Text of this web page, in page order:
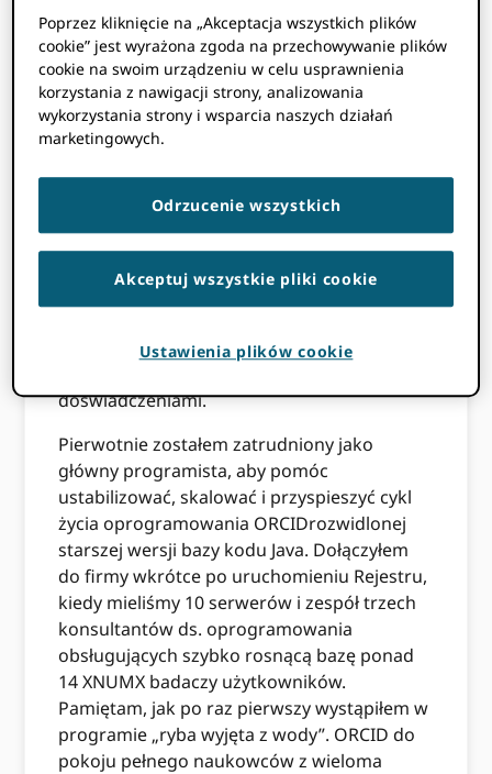
XNUMX tony,
większa niż
przeciętny słoń azjatycki. Jest to rodzaj
wzrostu liczby użytkowników „kija
hokejowego”, na widok którego ludzie ślinią
się w świecie startupów. ORCID osiągnął to
w ciągu zaledwie sześciu lat.
Łączący ORCID w 2012 jako kierownik
techniczny był dla mnie początkowo
skokiem. Pracowałem pomagając rozwijać
pięć startupów, ale nigdy nic w przestrzeni
później, po moim odejściu 1 grudnia,
doświadczeniami.
Pierwotnie zostałem zatrudniony jako
główny programista, aby pomóc
ustabilizować, skalować i przyspieszyć cykl
życia oprogramowania ORCIDrozwidlonej
starszej wersji bazy kodu Java. Dołączyłem
do firmy wkrótce po uruchomieniu Rejestru,
kiedy mieliśmy 10 serwerów i zespół trzech
konsultantów ds. oprogramowania
obsługujących szybko rosnącą bazę ponad
14 XNUMX badaczy użytkowników.
Pamiętam, jak po raz pierwszy wystąpiłem w
programie „ryba wyjęta z wody”. ORCID do
pokoju pełnego naukowców z wieloma
Poprzez kliknięcie na „Akceptacja wszystkich plików
cookie” jest wyrażona zgoda na przechowywanie plików
cookie na swoim urządzeniu w celu usprawnienia
korzystania z nawigacji strony, analizowania
wykorzystania strony i wsparcia naszych działań
marketingowych.
Odrzucenie wszystkich
Akceptuj wszystkie pliki cookie
Ustawienia plików cookie